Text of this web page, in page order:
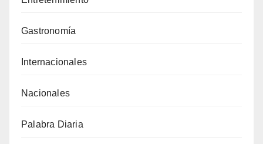
Gastronomía
Internacionales
Nacionales
Palabra Diaria